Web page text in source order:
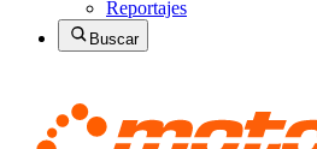
Reportajes
Buscar